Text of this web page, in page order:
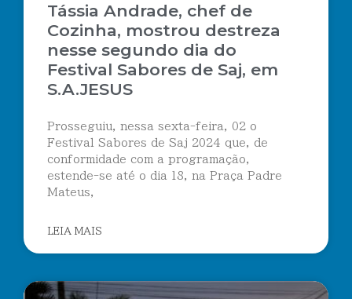
Tássia Andrade, chef de
Cozinha, mostrou destreza
nesse segundo dia do
Festival Sabores de Saj, em
S.A.JESUS
Prosseguiu, nessa sexta-feira, 02 o
Festival Sabores de Saj 2024 que, de
conformidade com a programação,
estende-se até o dia 18, na Praça Padre
Mateus,
LEIA MAIS